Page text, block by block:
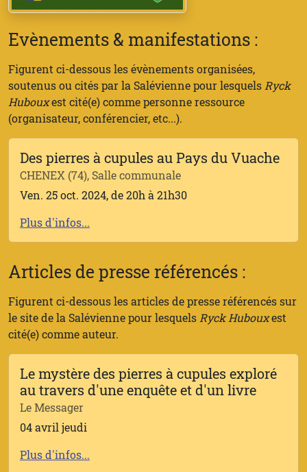
Evènements & manifestations :
Figurent ci-dessous les évènements organisées,
soutenus ou cités par la Salévienne pour lesquels Ryck
Hubouxest cité(e) comme personne ressource
(organisateur, conférencier, etc...).
Des pierres à cupules au Pays du Vuache
CHENEX (74), Salle communale
Ven. 25 oct. 2024, de 20h à 21h30
Plus d'infos...
Articles de presse référencés :
Figurent ci-dessous les articles de presse référencés sur
le site de la Salévienne pour lesquels Ryck Hubouxest
cité(e) comme auteur.
Le mystère des pierres à cupules exploré
au travers d'une enquête et d'un livre
Le Messager
04 avril jeudi
Plus d'infos...